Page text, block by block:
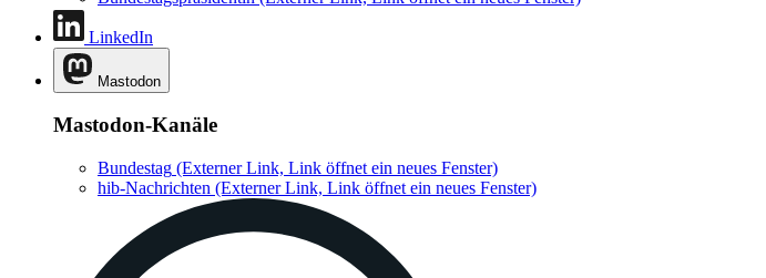
LinkedIn
Mastodon
Mastodon-Kanäle
Bundestag (Externer Link, Link öffnet ein neues Fenster)
hib-Nachrichten (Externer Link, Link öffnet ein neues Fenster)